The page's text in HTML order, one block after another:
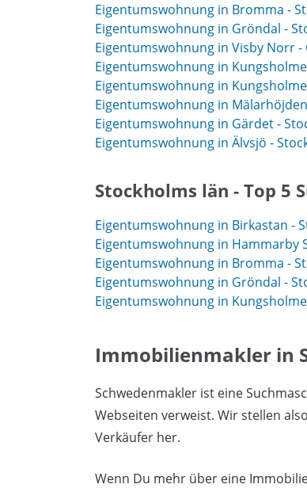
Eigentumswohnung in Bromma -
Eigentumswohnung in Gröndal -
Eigentumswohnung in Visby Norr -
Eigentumswohnung in
Eigentumswohnung in
Eigentumswohnung in
Eigentumswohnung in Gärdet -
Eigentumswohnung in Älvsjö -
Stockholms län - Top 5
Eigentumswohnung in Birkastan -
Eigentumswohnung in Hammarby
Eigentumswohnung in Bromma -
Eigentumswohnung in Gröndal -
Eigentumswohnung in
Immobilienmakler in
Schwedenmakler ist eine
Webseiten verweist. Wir stellen
Verkäufer her.
Wenn Du mehr über eine